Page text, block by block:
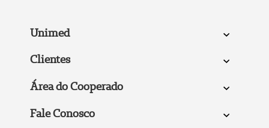
Unimed
Clientes
Área do Cooperado
Fale Conosco